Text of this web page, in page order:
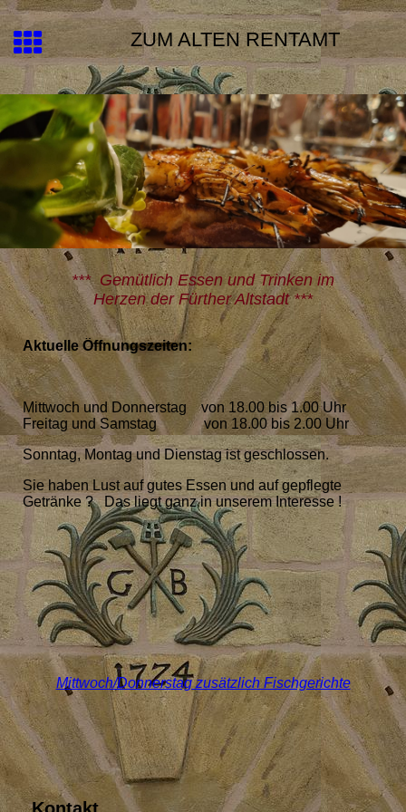
ZUM ALTEN RENTAMT
*** Gemütlich Essen und Trinken im
Herzen der Fürther Altstadt ***
Aktuelle Öffnungszeiten:
Mittwoch und Donnerstag von 18.00 bis 1.00 Uhr
Freitag und Samstag von 18.00 bis 2.00 Uhr
Sonntag, Montag und Dienstag ist geschlossen.
Sie haben Lust auf gutes Essen und auf gepflegte
Getränke ? Das liegt ganz in unserem Interesse !
Mittwoch/Donnerstag zusätzlich Fischgerichte